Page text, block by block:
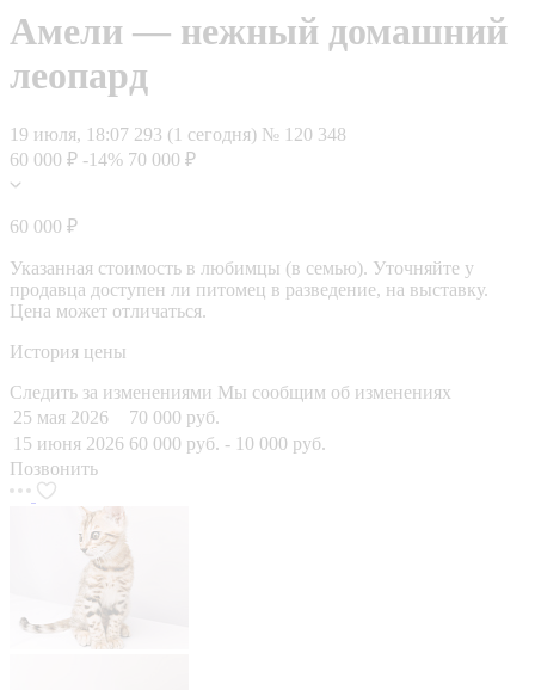
Амели — нежный домашний
леопард
19 июля, 18:07 293 (1 сегодня) № 120 348
60 000 ₽ -14% 70 000 ₽
60 000 ₽
Указанная стоимость в любимцы (в семью). Уточняйте у
продавца доступен ли питомец в разведение, на выставку.
Цена может отличаться.
История цены
Следить за изменениями Мы сообщим об изменениях
25 мая 2026
70 000 руб.
15 июня 2026 60 000 руб. - 10 000 руб.
Позвонить